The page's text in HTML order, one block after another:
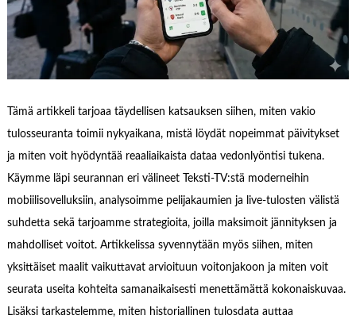
Tämä artikkeli tarjoaa täydellisen katsauksen siihen, miten vakio
tulosseuranta toimii nykyaikana, mistä löydät nopeimmat päivitykset
ja miten voit hyödyntää reaaliaikaista dataa vedonlyöntisi tukena.
Käymme läpi seurannan eri välineet Teksti-TV:stä moderneihin
mobiilisovelluksiin, analysoimme pelijakaumien ja live-tulosten välistä
suhdetta sekä tarjoamme strategioita, joilla maksimoit jännityksen ja
mahdolliset voitot. Artikkelissa syvennytään myös siihen, miten
yksittäiset maalit vaikuttavat arvioituun voitonjakoon ja miten voit
seurata useita kohteita samanaikaisesti menettämättä kokonaiskuvaa.
Lisäksi tarkastelemme, miten historiallinen tulosdata auttaa